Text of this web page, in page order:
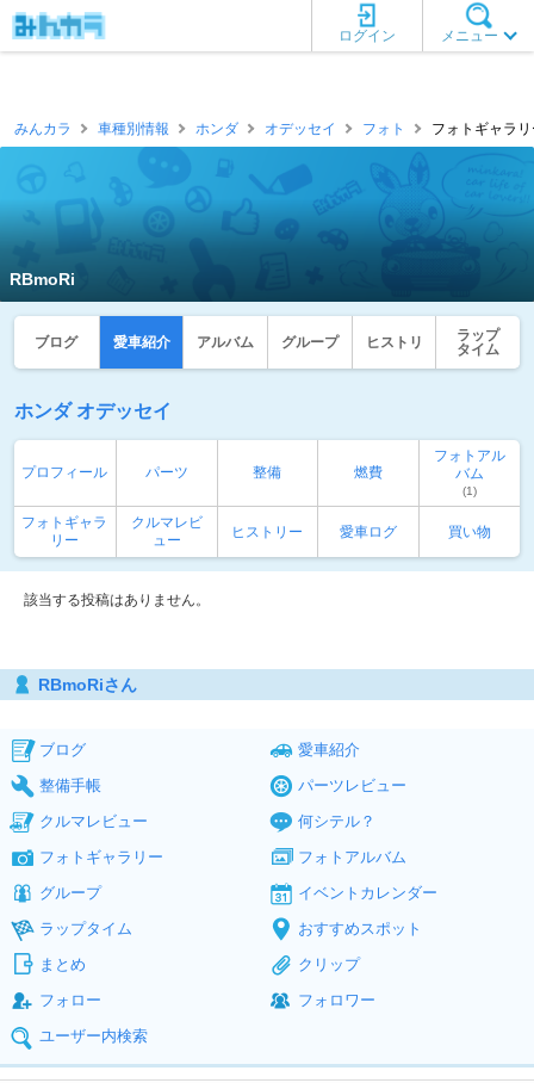
メニュー
ログイン
みんカラ 車種別情報 ホンダ オデッセイ フォト フォトギャラ
RBmoRi
ブログ 愛車紹介 アルバム グループ ヒストリ
ラップ
タイム
ホンダ オデッセイ
プロフィール パーツ 整備 燃費
フォトアル
バム
(1)
フォトギャラ
リー
クルマレビ
ュー
ヒストリー 愛車ログ 買い物
該当する投稿はありません。
RBmoRiさん
ブログ
愛車紹介
整備手帳
パーツレビュー
クルマレビュー
何シテル？
フォトギャラリー
フォトアルバム
グループ
イベントカレンダー
ラップタイム
おすすめスポット
まとめ
クリップ
フォロー
フォロワー
ユーザー内検索